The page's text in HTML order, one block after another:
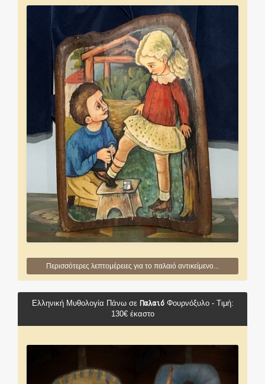
Περισσότερες λεπτομέρειες για το παλαιό αντικείμενο...
Ελληνική Μυθολογία Πάνω σε ΠαλαιόΦουρνόξυλο - Τιμή:
130€ έκαστο